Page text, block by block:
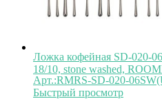
Ложка кофейная SD-020-
18/10, stone washed,
Арт.:RMRS-SD-020-
Быстрый просмотр